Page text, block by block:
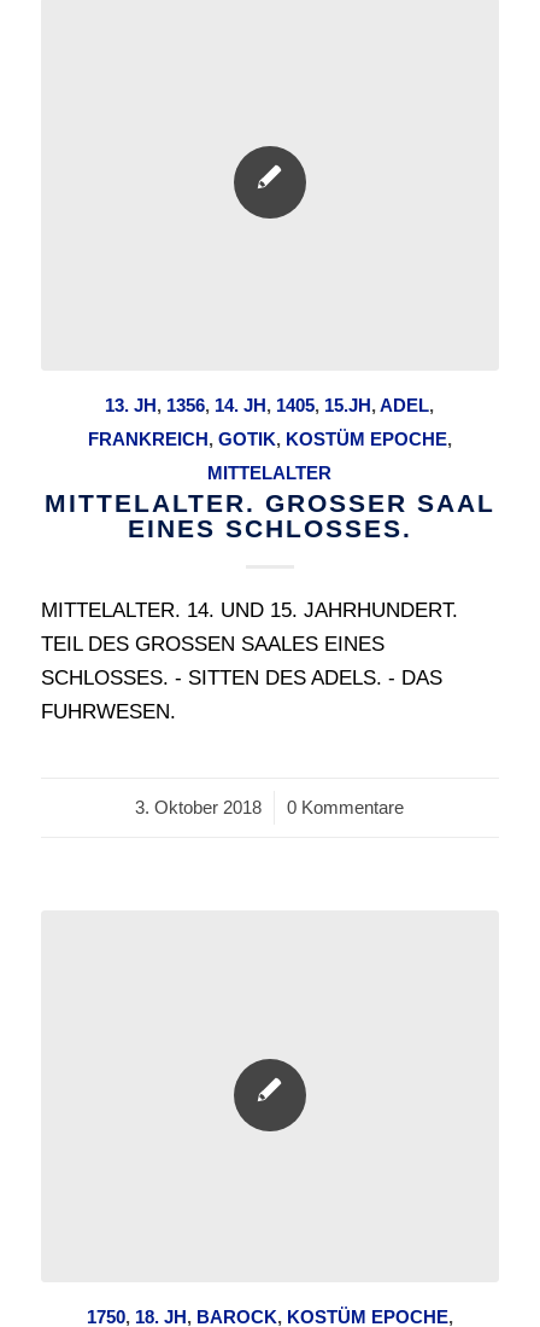
13. JH, 1356, 14. JH, 1405, 15.JH,ADEL,
FRANKREICH, GOTIK, KOSTÜM EPOCHE,
MITTELALTER
MITTELALTER. GROSSER SAAL E
INES SCHLOSSES.
MITTELALTER. 14. UND 15. JAHRHUNDERT.
TEIL DES GROSSEN SAALES EINES
SCHLOSSES. - SITTEN DES ADELS. - DAS
FUHRWESEN.
3. Oktober 2018
/ 0 Kommentare
1750, 18. JH, BAROCK, KOSTÜM EPOCHE,